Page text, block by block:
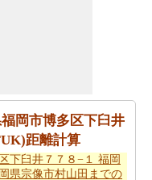
大切な事です。その
岡県福岡市博多区下臼
本、〒905-0503 沖縄
岡市博多区下臼井
距離計算
下臼井７７８−１ 福岡
県宗像市村山田までの